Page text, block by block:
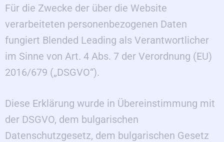
Für die Zwecke der über die Website
verarbeiteten personenbezogenen Daten
fungiert Blended Leading als Verantwortlicher
im Sinne von Art. 4 Abs. 7 der Verordnung (EU)
2016/679 („DSGVO“).
Diese Erklärung wurde in Übereinstimmung mit
der DSGVO, dem bulgarischen
Datenschutzgesetz, dem bulgarischen Gesetz